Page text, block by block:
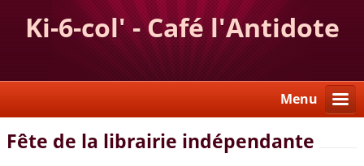
Ki-6-col' - Café l'Antidote
Menu
Fête de la librairie indépendante